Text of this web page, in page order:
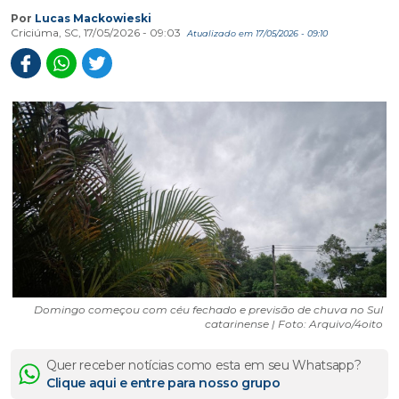
Por Lucas Mackowieski
Criciúma, SC, 17/05/2026 - 09:03
Atualizado em 17/05/2026 - 09:10
Domingo começou com céu fechado e previsão de chuva no Sul
catarinense | Foto: Arquivo/4oito
Quer receber notícias como esta em seu Whatsapp?
Clique aqui e entre para nosso grupo